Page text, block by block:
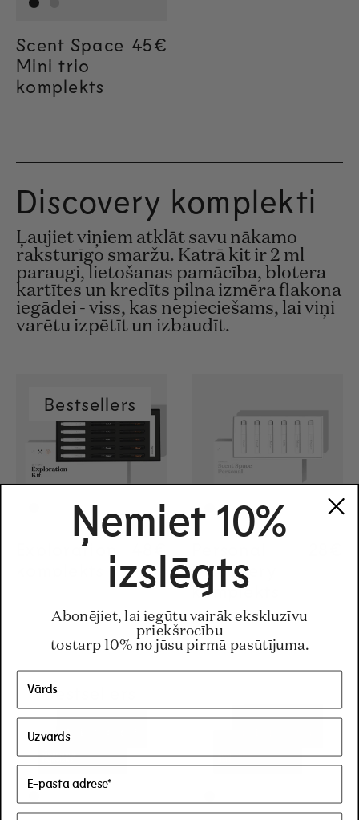
Scent Space
Mini trio
komplekts
Regular price
45€
Discovery komplekti
Ļaujiet viņiem atklāt savu nākamo
raksturīgo smaržu. Katrā kit ir 2 ml
paraugi, lietošanas pamācība, blotera
kartītes un kredīts pilna izmēra flakona
iegādei - viss, kas nepieciešams, lai viņi
varētu izpētīt un izbaudīt.
Bestsellers
Exploration
Discovery
komplekts
Bestsellers
Ņemiet 10%
izslēgts
Abonējiet, lai iegūtu vairāk ekskluzīvu
priekšrocību
tostarp 10% no jūsu pirmā pasūtījuma.